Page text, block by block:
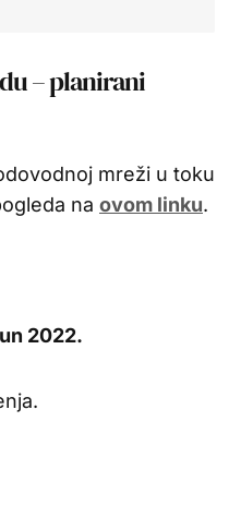
– planirani
mreži u toku
na ovom linku.
2022.